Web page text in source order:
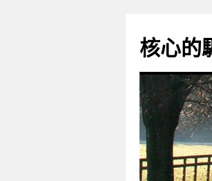
主
要
核心的